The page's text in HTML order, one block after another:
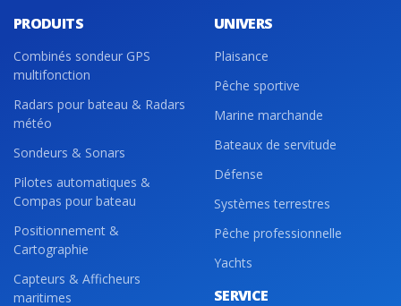
PRODUITS
Combinés sondeur GPS
multifonction
Radars pour bateau & Radars
météo
Sondeurs & Sonars
Pilotes automatiques &
Compas pour bateau
Positionnement &
Cartographie
Capteurs & Afficheurs
maritimes
UNIVERS
Plaisance
Pêche sportive
Marine marchande
Bateaux de servitude
Défense
Systèmes terrestres
Pêche professionnelle
Yachts
SERVICE